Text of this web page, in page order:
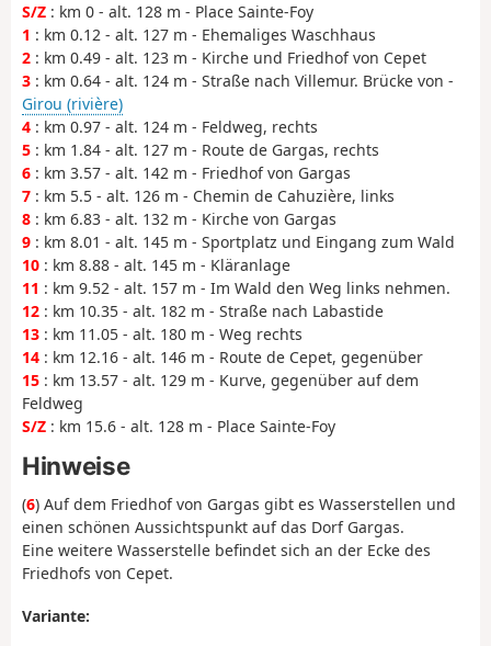
S/Z : km 0 - alt. 128 m - Place Sainte-Foy
1 : km 0.12 - alt. 127 m - Ehemaliges Waschhaus
2 : km 0.49 - alt. 123 m - Kirche und Friedhof von Cepet
3 : km 0.64 - alt. 124 m - Straße nach Villemur. Brücke von -
Girou (rivière)
4 : km 0.97 - alt. 124 m - Feldweg, rechts
5 : km 1.84 - alt. 127 m - Route de Gargas, rechts
6 : km 3.57 - alt. 142 m - Friedhof von Gargas
7 : km 5.5 - alt. 126 m - Chemin de Cahuzière, links
8 : km 6.83 - alt. 132 m - Kirche von Gargas
9 : km 8.01 - alt. 145 m - Sportplatz und Eingang zum Wald
10 : km 8.88 - alt. 145 m - Kläranlage
11 : km 9.52 - alt. 157 m - Im Wald den Weg links nehmen.
12 : km 10.35 - alt. 182 m - Straße nach Labastide
13 : km 11.05 - alt. 180 m - Weg rechts
14 : km 12.16 - alt. 146 m - Route de Cepet, gegenüber
15 : km 13.57 - alt. 129 m - Kurve, gegenüber auf dem
Feldweg
S/Z : km 15.6 - alt. 128 m - Place Sainte-Foy
Hinweise
(6) Auf dem Friedhof von Gargas gibt es Wasserstellen und
einen schönen Aussichtspunkt auf das Dorf Gargas.
Eine weitere Wasserstelle befindet sich an der Ecke des
Friedhofs von Cepet.
Variante: